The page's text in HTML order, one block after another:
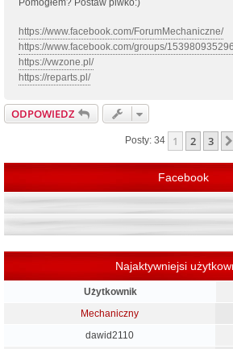
https://www.facebook.com/ForumMechaniczne/
https://www.facebook.com/groups/
https://vwzone.pl/
https://reparts.pl/
ODPOWIEDZ
Posty: 34 1 2 3
Facebook
Najaktywniejsi
Użytkownik
Mechaniczny
dawid2110